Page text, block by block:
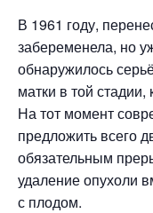
В 1961 году,
забеременела, но
обнаружилось
матки в той
На тот момент
предложить всего
обязательным
удаление опухоли
с плодом.